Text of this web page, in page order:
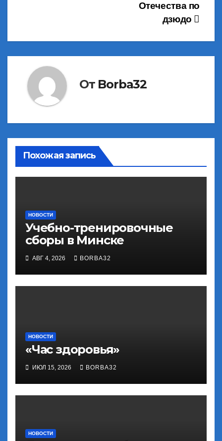
Отечества по
дзюдо
От Borba32
Похожая запись
НОВОСТИ
Учебно-тренировочные
сборы в Минске
АВГ 4, 2026 BORBA32
НОВОСТИ
«Час здоровья»
ИЮЛ 15, 2026 BORBA32
НОВОСТИ